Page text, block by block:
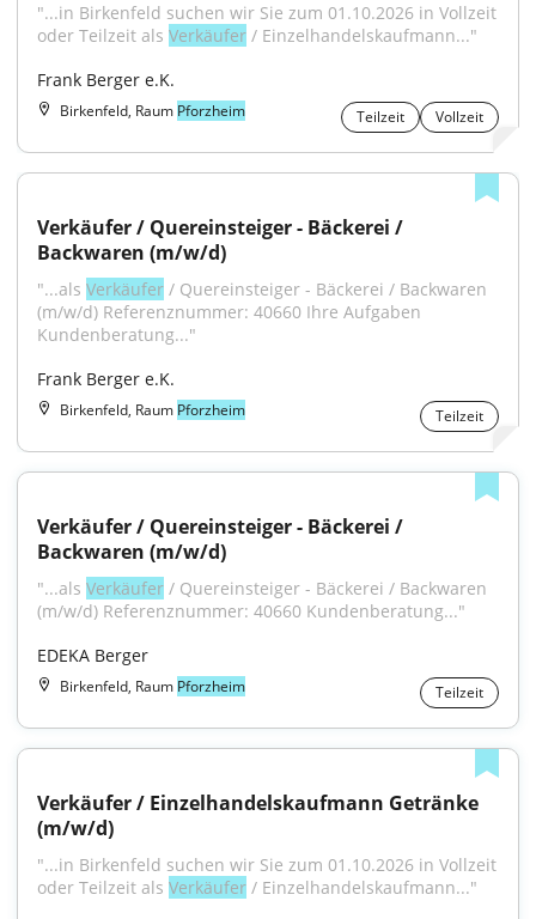
"...in Birkenfeld suchen wir Sie zum 01.10.2026 in Vollzeit
oder Teilzeit als Verkäufer / Einzelhandelskaufmann..."
Frank Berger e.K.
Birkenfeld, Raum Pforzheim Teilzeit Vollzeit
Verkäufer / Quereinsteiger - Bäckerei /
Backwaren (m/w/d)
"...als Verkäufer / Quereinsteiger - Bäckerei / Backwaren
(m/w/d) Referenznummer: 40660 Ihre Aufgaben
Kundenberatung..."
Frank Berger e.K.
Birkenfeld, Raum Pforzheim Teilzeit
Verkäufer / Quereinsteiger - Bäckerei /
Backwaren (m/w/d)
"...als Verkäufer / Quereinsteiger - Bäckerei / Backwaren
(m/w/d) Referenznummer: 40660 Kundenberatung..."
EDEKA Berger
Birkenfeld, Raum Pforzheim Teilzeit
Verkäufer / Einzelhandelskaufmann Getränke
(m/w/d)
"...in Birkenfeld suchen wir Sie zum 01.10.2026 in Vollzeit
oder Teilzeit als Verkäufer / Einzelhandelskaufmann..."